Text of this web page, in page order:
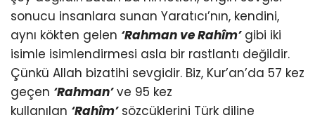
sonucu insanlara sunan Yaratıcı’nın, kendini,
aynı kökten gelen ‘Rahman ve Rahîm’gibi iki
isimle isimlendirmesi asla bir rastlantı değildir.
Çünkü Allah bizatihi sevgidir. Biz, Kur’an’da 57 kez
geçen ‘Rahman’ve 95 kez
kullanılan ‘Rahîm’sözcüklerini Türk diline